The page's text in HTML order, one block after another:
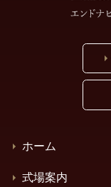
ホーム
式場案内